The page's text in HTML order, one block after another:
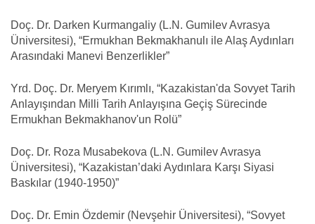
Doç. Dr. Darken Kurmangaliy (L.N. Gumilev Avrasya
Üniversitesi), “Ermukhan Bekmakhanulı ile Alaş Aydınları
Arasındaki Manevi Benzerlikler”
Yrd. Doç. Dr. Meryem Kırımlı, “Kazakistan'da Sovyet Tarih
Anlayışından Milli Tarih Anlayışına Geçiş Sürecinde
Ermukhan Bekmakhanov'un Rolü”
Doç. Dr. Roza Musabekova (L.N. Gumilev Avrasya
Üniversitesi), “Kazakistan’daki Aydınlara Karşı Siyasi
Baskılar (1940-1950)”
Doç. Dr. Emin Özdemir (Nevşehir Üniversitesi), “Sovyet